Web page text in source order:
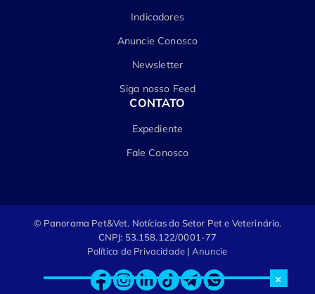
×
Indicadores
Anuncie Conosco
Newsletter
Siga nosso Feed
CONTATO
Expediente
Fale Conosco
© Panorama Pet&Vet. Notícias do Setor Pet e Veterinário.
CNPJ: 53.158.122/0001-77
Política de Privacidade | Anuncie